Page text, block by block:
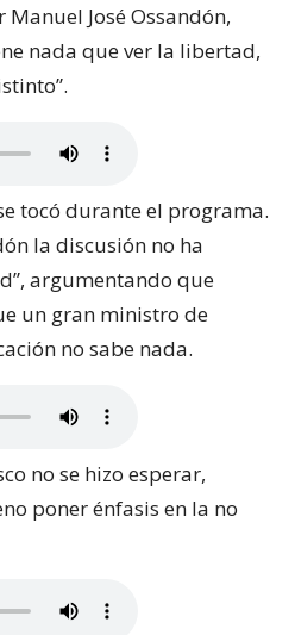
José Ossandón,
nada que ver la libertad,
tocó durante el programa.
la discusión no ha
argumentando que
un gran ministro de
no sabe nada.
no se hizo esperar,
poner énfasis en la no